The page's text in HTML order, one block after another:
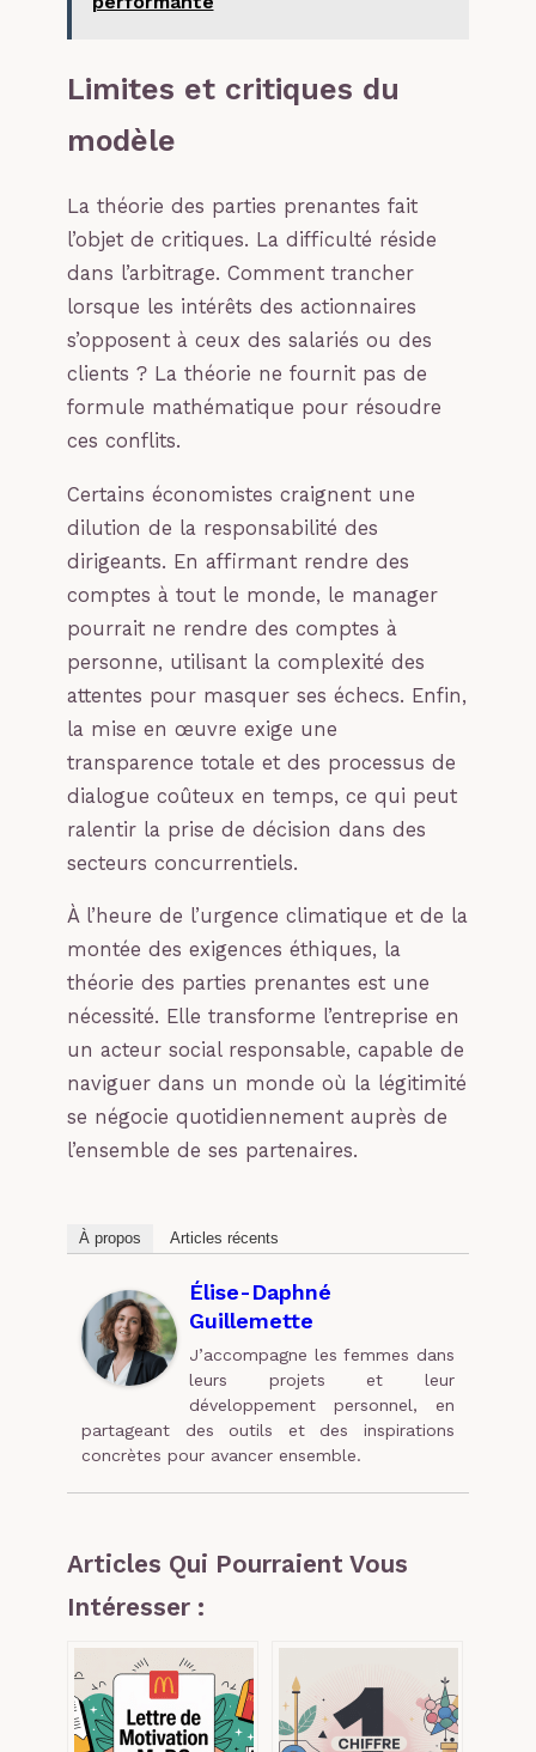
Limites et critiques du
modèle
La théorie des parties prenantes fait
l’objet de critiques. La difficulté réside
dans l’arbitrage. Comment trancher
lorsque les intérêts des actionnaires
s’opposent à ceux des salariés ou des
clients ? La théorie ne fournit pas de
formule mathématique pour résoudre
ces conflits.
Certains économistes craignent une
dilution de la responsabilité des
dirigeants. En affirmant rendre des
comptes à tout le monde, le manager
pourrait ne rendre des comptes à
personne, utilisant la complexité des
attentes pour masquer ses échecs. Enfin,
la mise en œuvre exige une
transparence totale et des processus de
dialogue coûteux en temps, ce qui peut
ralentir la prise de décision dans des
secteurs concurrentiels.
À l’heure de l’urgence climatique et de la
montée des exigences éthiques, la
théorie des parties prenantes est une
nécessité. Elle transforme l’entreprise en
un acteur social responsable, capable de
naviguer dans un monde où la légitimité
se négocie quotidiennement auprès de
l’ensemble de ses partenaires.
À propos Articles récents
Élise-Daphné
Guillemette
J’accompagne les femmes dans
leurs projets et leur
développement personnel, en
partageant des outils et des inspirations
concrètes pour avancer ensemble.
Articles Qui Pourraient Vous
Intéresser :